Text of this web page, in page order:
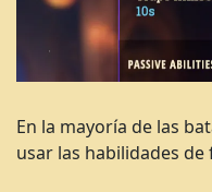
En la mayoría de las
usar las habilidades